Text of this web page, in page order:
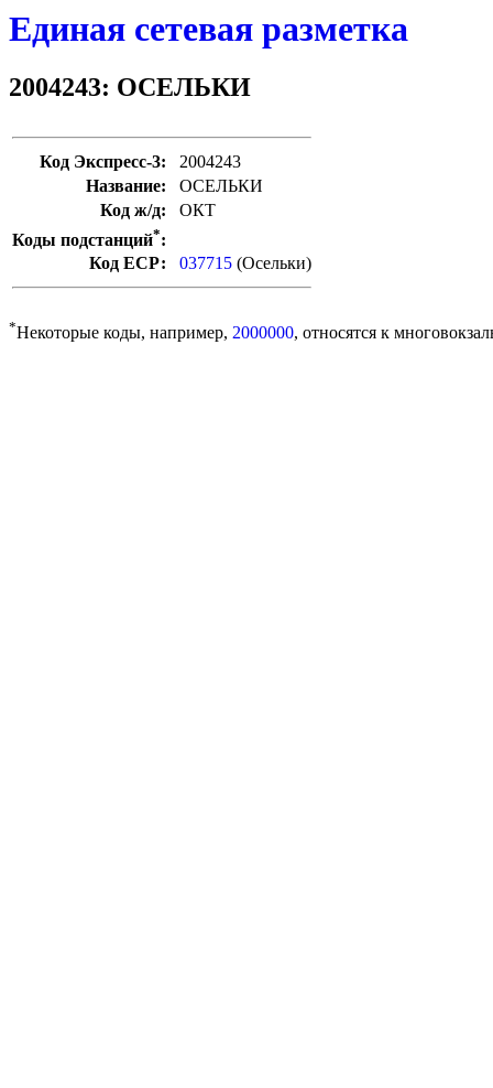
Единая сетевая разметка
2004243: ОСЕЛЬКИ
Код Экспресс-3:
2004243
Название:
ОСЕЛЬКИ
Код ж/д:
ОКТ
Коды подстанций*:
Код ЕСР:
037715 (Осельки)
*Некоторые коды, например, 2000000, относятся к